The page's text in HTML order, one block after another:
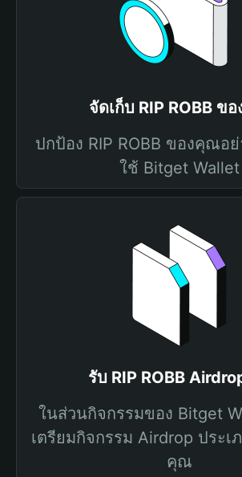
จัดเก็บ RIP ROBB ข
ปกป้อง RIP ROBB ของคุณอ
ใช้ Bitget Wallet
รับ RIP ROBB
ในส่วนกิจกรรมของ Bitget
เตรียมกิจกรรม Airdrop ประเ
คุณ